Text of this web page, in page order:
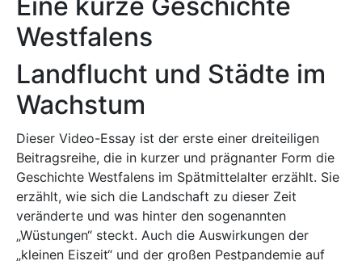
Westfalens
Landflucht und Städte im
Wachstum
Dieser Video-Essay ist der erste einer dreiteiligen
Beitragsreihe, die in kurzer und prägnanter Form die
Geschichte Westfalens im Spätmittelalter erzählt. Sie
erzählt, wie sich die Landschaft zu dieser Zeit
veränderte und was hinter den sogenannten
„Wüstungen“ steckt. Auch die Auswirkungen der
„kleinen Eiszeit“ und der großen Pestpandemie auf